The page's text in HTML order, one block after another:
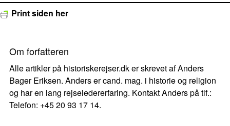
Print siden her
Om forfatteren
Alle artikler på historiskerejser.dk er skrevet af Anders
Bager Eriksen. Anders er cand. mag. i historie og religion
og har en lang rejseledererfaring. Kontakt Anders på tlf.:
Telefon: +45 20 93 17 14.